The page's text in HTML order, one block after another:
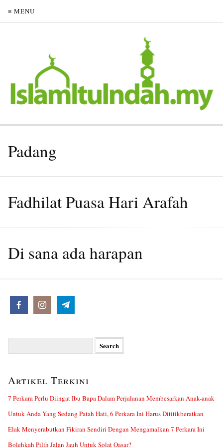
≡ MENU
Padang
Fadhilat Puasa Hari Arafah
Di sana ada harapan
Artikel Terkini
7 Perkara Perlu Diingat Ibu Bapa Dalam Perjalanan Membesarkan Anak-anak
Untuk Anda Yang Sedang Patah Hati, 6 Perkara Ini Harus Dititikberatkan
Elak Menyerabutkan Fikiran Sendiri Dengan Mengamalkan 7 Perkara Ini
Bolehkah Pilih Jalan Jauh Untuk Solat Qasar?